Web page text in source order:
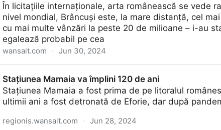
În licitațiile internaționale, arta românească se vede
nivel mondial, Brâncuși este, la mare distanță, cel
cu mai multe vânzări la peste 20 de milioane – i-au
egalează probabil pe cea
wansait.com · Jun 30, 2024
Stațiunea Mamaia va împlini 120 de ani
Stațiunea Mamaia a fost prima de pe litoralul
ultimii ani a fost detronată de Eforie, dar după
regionis.wansait.com · Jun 28, 2024